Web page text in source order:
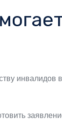
инвалидов